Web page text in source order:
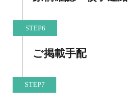
STEP6
ご掲載手配
STEP7